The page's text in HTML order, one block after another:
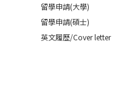
留學申請(大學)
留學申請(碩士)
英文履歷/Cover letter